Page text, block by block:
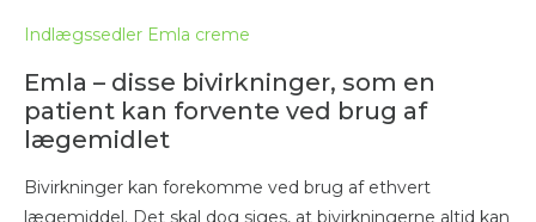
Indlægssedler Emla creme
Emla – disse bivirkninger, som en
patient kan forvente ved brug af
lægemidlet
Bivirkninger kan forekomme ved brug af ethvert
lægemiddel. Det skal dog siges, at bivirkningerne altid kan